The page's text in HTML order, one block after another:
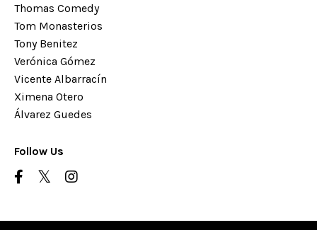
Thomas Comedy
Tom Monasterios
Tony Benitez
Verónica Gómez
Vicente Albarracín
Ximena Otero
Álvarez Guedes
Follow Us